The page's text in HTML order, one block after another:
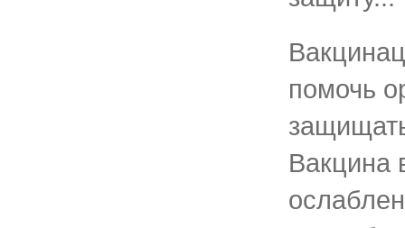
помочь
Вакцина